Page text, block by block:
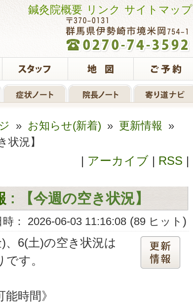
鍼灸院概要 リンク サイトマップ
» お知らせ(新着) » 更新情報 »
状況】
| アーカイブ | RSS |
: 【今週の空き状況】
： 2026-06-03 11:16:08 (89 ヒット )
、6(土)の空き状況は
です。
能時間》